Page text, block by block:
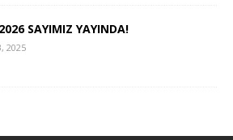
SAYIMIZ YAYINDA!
2025